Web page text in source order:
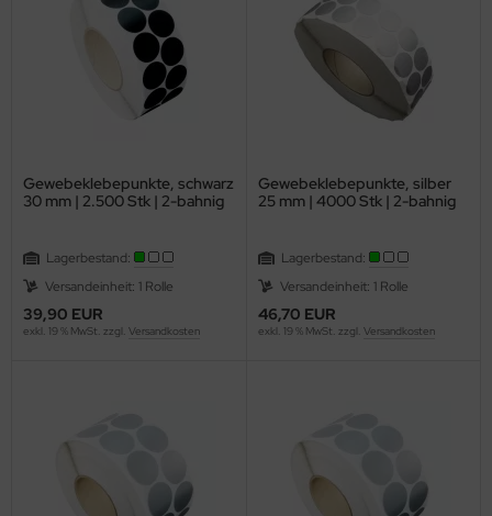
Gewebeklebepunkte, schwarz
30 mm | 2.500 Stk | 2-bahnig
Lagerbestand:
Versandeinheit: 1 Rolle
39,90 EUR
exkl. 19 % MwSt. zzgl. Versandkosten
Gewebeklebepunkte, silber
25 mm | 4000 Stk | 2-bahnig
Lagerbestand:
Versandeinheit: 1 Rolle
46,70 EUR
exkl. 19 % MwSt. zzgl. Versandkosten
IDEAL